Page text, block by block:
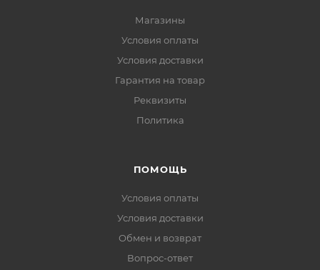
Магазины
Условия оплаты
Условия доставки
Гарантия на товар
Реквизиты
Политика
ПОМОЩЬ
Условия оплаты
Условия доставки
Обмен и возврат
Вопрос-ответ